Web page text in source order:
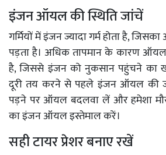
इंजन ऑयल की स्थिति जांचें
गर्मियों में इंजन ज्यादा गर्म होता है,
पड़ता है। अधिक तापमान के कारण
है, जिससे इंजन को नुकसान पहुंचने का
दूरी तय करने से पहले इंजन ऑयल की
पड़ने पर ऑयल बदलवा लें और हमेशा
का इंजन ऑयल इस्तेमाल करें।
सही टायर प्रेशर बनाए रखें